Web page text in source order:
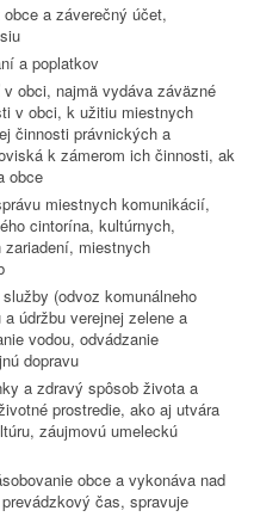
a záverečný účet,
a poplatkov
obci, najmä vydáva záväzné
v obci, k užitiu miestnych
činnosti právnických a
k zámerom ich činnosti, ak
obce
miestnych komunikácií,
cintorína, kultúrnych,
miestnych
(odvoz komunálneho
údržbu verejnej zelene a
vodou, odvádzanie
dopravu
a zdravý spôsob života a
prostredie, ako aj utvára
záujmovú umeleckú
obce a vykonáva nad
čas, spravuje